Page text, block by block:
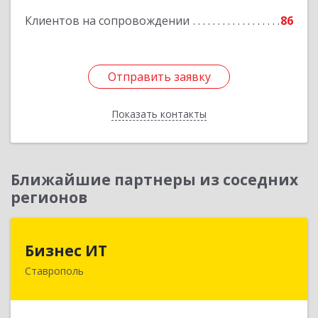
Клиентов на сопровождении 86
Отправить заявку
Показать контакты
Подробнее
Отправить заявку
Назад
Ближайшие партнеры из соседних
регионов
Бизнес ИТ
Ставрополь
355035, Ставропольский край, Ставрополь г, 1